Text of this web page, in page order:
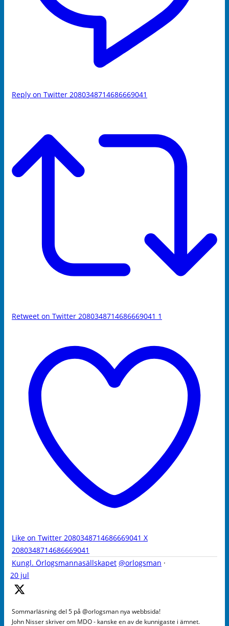
Reply on Twitter 2080348714686669041
Retweet on Twitter 2080348714686669041 1
Like on Twitter 2080348714686669041 X
2080348714686669041
Kungl. Örlogsmannasällskapet @orlogsman ·
20 jul
Sommarläsning del 5 på @orlogsman nya webbsida!
John Nisser skriver om MDO - kanske en av de kunnigaste i ämnet.